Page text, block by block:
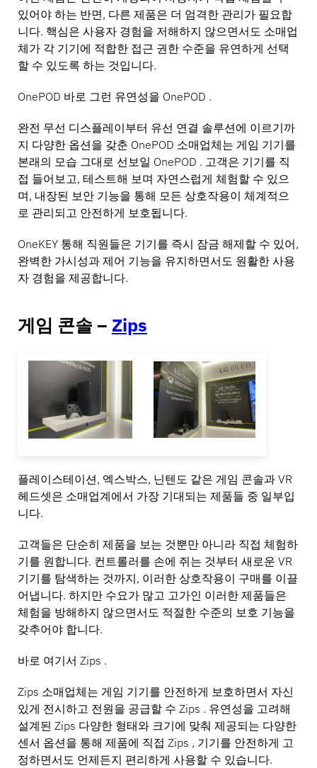
있어야 하는 반면, 다른 제품은 더 엄격한 관리가 필요합
니다. 핵심은 사용자 경험을 저해하지 않으면서도 소매업
체가 각 기기에 적합한 접근 권한 수준을 유연하게 선택
할 수 있도록 하는 것입니다.
OnePOD 바로 그런 유연성을 OnePOD .
완전 무선 디스플레이부터 유선 연결 솔루션에 이르기까
지 다양한 옵션을 갖춘 OnePOD 소매업체는 게임 기기를
본래의 모습 그대로 선보일 OnePOD . 고객은 기기를 직
접 들어보고, 테스트해 보며 자연스럽게 체험할 수 있으
며, 내장된 보안 기능을 통해 모든 상호작용이 체계적으
로 관리되고 안전하게 보호됩니다.
OneKEY 통해 직원들은 기기를 즉시 잠금 해제할 수 있어,
완벽한 가시성과 제어 기능을 유지하면서도 원활한 사용
자 경험을 제공합니다.
게임 콘솔 – Zips
플레이스테이션, 엑스박스, 닌텐도 같은 게임 콘솔과 VR
헤드셋은 소매업계에서 가장 기대되는 제품들 중 일부입
니다.
고객들은 단순히 제품을 보는 것뿐만 아니라 직접 체험하
기를 원합니다. 컨트롤러를 손에 쥐는 것부터 새로운 VR
기기를 탐색하는 것까지, 이러한 상호작용이 구매를 이끌
어냅니다. 하지만 수요가 많고 고가인 이러한 제품들은
체험을 방해하지 않으면서도 적절한 수준의 보호 기능을
갖추어야 합니다.
바로 여기서 Zips .
Zips 소매업체는 게임 기기를 안전하게 보호하면서 자신
있게 전시하고 전원을 공급할 수 Zips . 유연성을 고려해
설계된 Zips 다양한 형태와 크기에 맞춰 제공되는 다양한
센서 옵션을 통해 제품에 직접 Zips , 기기를 안전하게 고
정하면서도 언제든지 편리하게 사용할 수 있습니다.